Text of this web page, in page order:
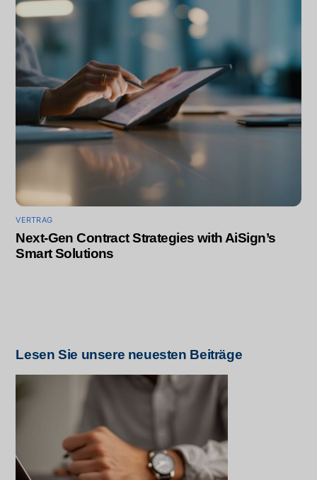
VERTRAG
Next-Gen Contract Strategies with AiSign’s
Smart Solutions
Lesen Sie unsere neuesten Beiträge